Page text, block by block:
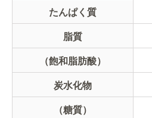
たんぱく質
脂質
（飽和脂肪酸）
炭水化物
（糖質）